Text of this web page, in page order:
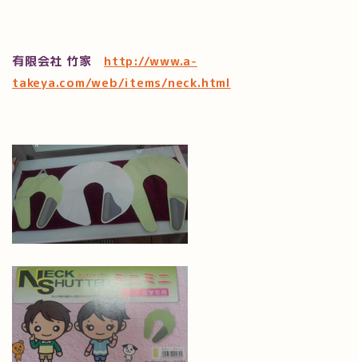
有限会社 竹家 http://www.a-
takeya.com/web/items/neck.html